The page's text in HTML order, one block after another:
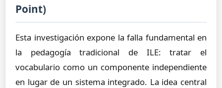
Point)
Esta investigación expone la falla fundamental en
la pedagogía tradicional de ILE: tratar el
vocabulario como un componente independiente
en lugar de un sistema integrado. La idea central